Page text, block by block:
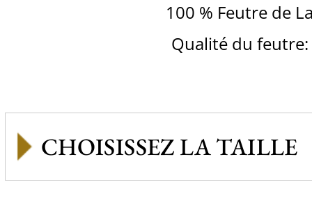
100 % Feutre de
Qualité du feutre: